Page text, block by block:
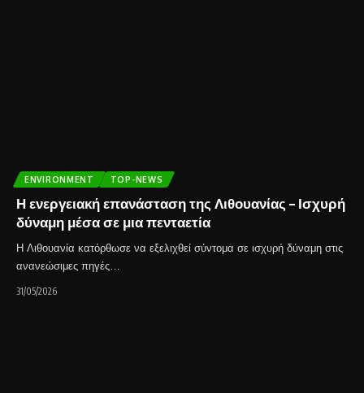
ENVIRONMENT TOP-NEWS
Η ενεργειακή επανάσταση της Λιθουανίας – Ισχυρή
δύναμη μέσα σε μια πενταετία
Η Λιθουανία κατόρθωσε να εξελιχθεί σύντομα σε ισχυρή δύναμη στις
ανανεώσιμες πηγές…
31/05/2026